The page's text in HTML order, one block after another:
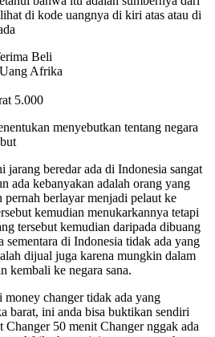
di kode uangnya di kiri atas atau di
5.000
menyebutkan tentang negara
beredar ada di Indonesia sangat
ada kebanyakan adalah orang yang
berlayar menjadi pelaut ke
kemudian menukarkannya tetapi
tersebut kemudian daripada dibuang
di Indonesia tidak ada yang
dijual juga karena mungkin dalam
kembali ke negara sana.
money changer tidak ada yang
barat, ini anda bisa buktikan sendiri
50 menit Changer nggak ada